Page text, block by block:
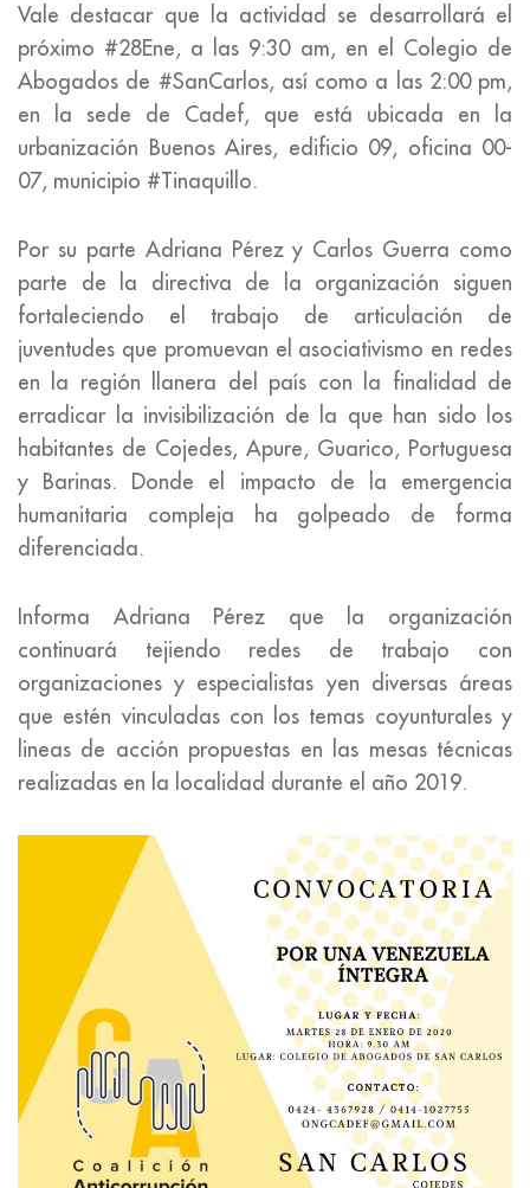
Vale destacar que la actividad se desarrollará el
próximo #28Ene, a las 9:30 am, en el Colegio de
Abogados de #SanCarlos, así como a las 2:00 pm,
en la sede de Cadef, que está ubicada en la
urbanización Buenos Aires, edificio 09, oficina 00-
07, municipio #Tinaquillo.
Por su parte Adriana Pérez y Carlos Guerra como
parte de la directiva de la organización siguen
fortaleciendo el trabajo de articulación de
juventudes que promuevan el asociativismo en redes
en la región llanera del país con la finalidad de
erradicar la invisibilización de la que han sido los
habitantes de Cojedes, Apure, Guarico, Portuguesa
y Barinas. Donde el impacto de la emergencia
humanitaria compleja ha golpeado de forma
diferenciada.
Informa Adriana Pérez que la organización
continuará tejiendo redes de trabajo con
organizaciones y especialistas yen diversas áreas
que estén vinculadas con los temas coyunturales y
lineas de acción propuestas en las mesas técnicas
realizadas en la localidad durante el año 2019.